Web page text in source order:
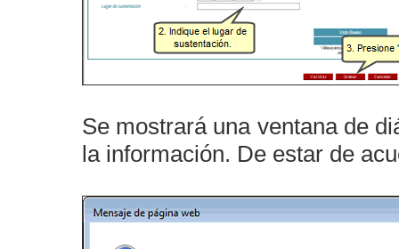
Se mostrará una ventana de
la información. De estar de